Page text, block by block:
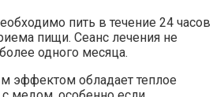
пить в течение 24 часов
пищи. Сеанс лечения не
одного месяца.
эффектом обладает теплое